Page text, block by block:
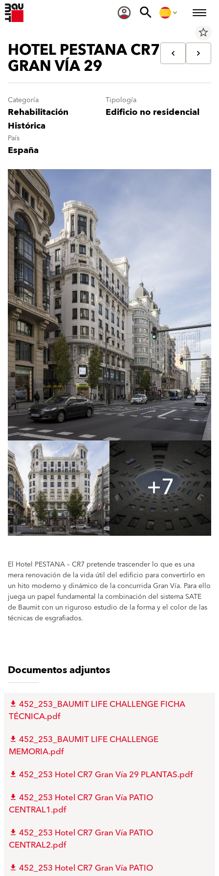
star_border
HOTEL PESTANA CR7
GRAN VÍA 29
Categoría
Rehabilitación
Histórica
Tipología
Edificio no residencial
País
España
+7
El Hotel PESTANA – CR7 pretende trascender lo que es una
mera renovación de la vida útil del edificio para convertirlo en
un hito moderno y dinámico de la concurrida Gran Vía. Para ello
juega un papel fundamental la combinación del sistema SATE
de Baumit con un riguroso estudio de la forma y el color de las
técnicas de esgrafiados.
Documentos adjuntos
452_253_BAUMIT LIFE CHALLENGE FICHA
TÉCNICA.pdf
452_253_BAUMIT LIFE CHALLENGE
MEMORIA.pdf
452_253 Hotel CR7 Gran Vía 29 PLANTAS.pdf
452_253 Hotel CR7 Gran Vía PATIO
CENTRAL1.pdf
452_253 Hotel CR7 Gran Vía PATIO
CENTRAL2.pdf
452_253 Hotel CR7 Gran Vía PATIO